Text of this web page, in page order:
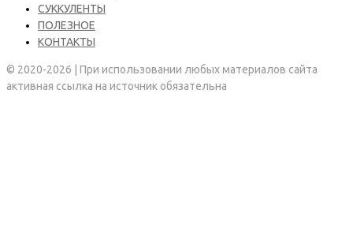
СУККУЛЕНТЫ
ПОЛЕЗНОЕ
КОНТАКТЫ
© 2020-2026 | При использовании любых материалов сайта
активная ссылка на источник обязательна